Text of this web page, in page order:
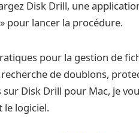
Disk Drill, une
pour lancer la procédure.
pour la gestion de
de doublons,
Disk Drill pour Mac, je
le logiciel.